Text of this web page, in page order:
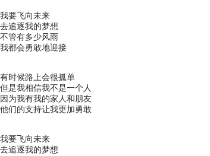
我要飞向未来
去追逐我的梦想
不管有多少风雨
我都会勇敢地迎接
有时候路上会很孤单
但是我相信我不是一个人
因为我有我的家人和朋友
他们的支持让我更加勇敢
我要飞向未来
去追逐我的梦想